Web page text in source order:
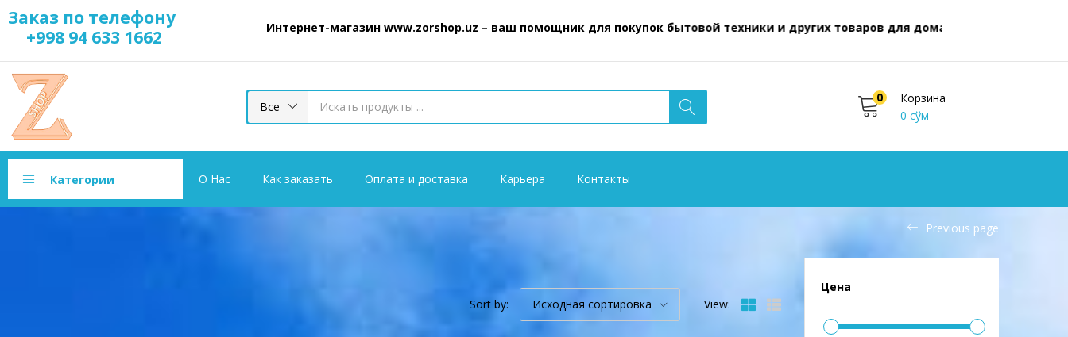
Заказ по телефону
+998 94 633 1662
Интернет-магазин www.zorshop.uz – ваш помощник для покупок бытовой техники и других товаров для дома
Все
0
Корзина
0 сўм
Категории О Нас Как заказать Оплата и доставка Карьера Контакты
Previous page
Цена
Sort by: Исходная сортировка View: